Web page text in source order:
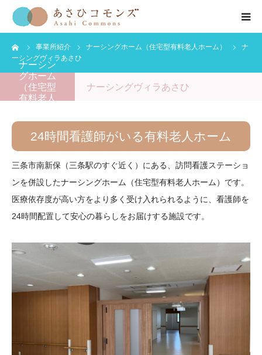
事業所紹介 ナーシングホーム（住宅型有料老人ホーム）
ナ
ーシングヴィラあさひ
ナーシン
グホーム
（住宅型
有料老人
ナーシングヴィラあさひ
24時間看護師がいる有料老人ホーム
三条市南新保（三条駅のすぐ近く）にある、訪問看護ステーショ
ンを併設したナーシングホーム（住宅型有料老人ホーム）です。
医療依存度が高い方をより多く受け入れられるように、看護師を
24時間配置して安心の暮らしをお届けする施設です。
HOME
お知らせ
事業紹介
公開情報
お問い合わせ